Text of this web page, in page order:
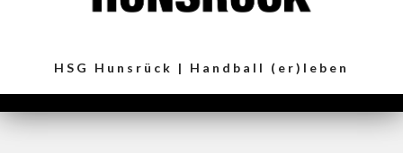
HSG Hunsrück | Handball (er)leben